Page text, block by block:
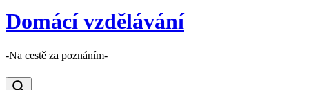
Domácí vzdělávání
-Na cestě za poznáním-